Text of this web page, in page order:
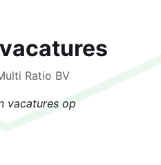
Ratio BV
vacatures op